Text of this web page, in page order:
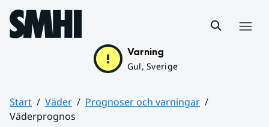
Hoppa till sidans innehåll
Varning
Gul, Sverige
Start Väder
Prognoser och varningar
Väderprognos